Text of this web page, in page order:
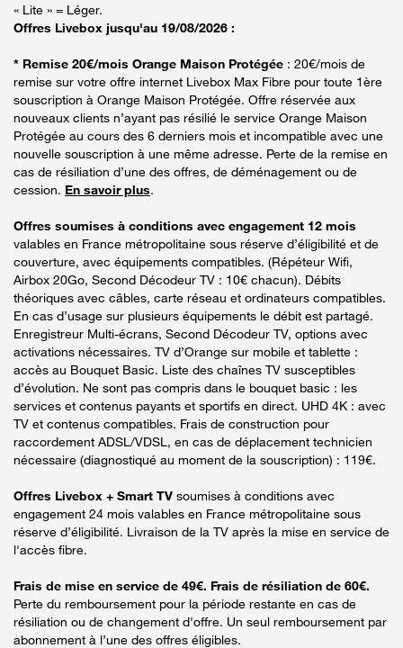
« Lite » = Léger.
Offres Livebox jusqu'au 19/08/2026 :
* Remise 20€/mois Orange Maison Protégée : 20€/mois de
remise sur votre offre internet Livebox Max Fibre pour toute 1ère
souscription à Orange Maison Protégée. Offre réservée aux
nouveaux clients n’ayant pas résilié le service Orange Maison
Protégée au cours des 6 derniers mois et incompatible avec une
nouvelle souscription à une même adresse. Perte de la remise en
cas de résiliation d’une des offres, de déménagement ou de
cession. En savoir plus.
Offres soumises à conditions avec engagement 12 mois
valables en France métropolitaine sous réserve d’éligibilité et de
couverture, avec équipements compatibles. (Répéteur Wifi,
Airbox 20Go, Second Décodeur TV : 10€ chacun). Débits
théoriques avec câbles, carte réseau et ordinateurs compatibles.
En cas d’usage sur plusieurs équipements le débit est partagé.
Enregistreur Multi-écrans, Second Décodeur TV, options avec
activations nécessaires. TV d’Orange sur mobile et tablette :
accès au Bouquet Basic. Liste des chaînes TV susceptibles
d’évolution. Ne sont pas compris dans le bouquet basic : les
services et contenus payants et sportifs en direct. UHD 4K : avec
TV et contenus compatibles. Frais de construction pour
raccordement ADSL/VDSL, en cas de déplacement technicien
nécessaire (diagnostiqué au moment de la souscription) : 119€.
Offres Livebox + Smart TV soumises à conditions avec
engagement 24 mois valables en France métropolitaine sous
réserve d’éligibilité. Livraison de la TV après la mise en service de
l'accès fibre.
Frais de mise en service de 49€. Frais de résiliation de 60€.
Perte du remboursement pour la période restante en cas de
résiliation ou de changement d'offre. Un seul remboursement par
abonnement à l’une des offres éligibles.